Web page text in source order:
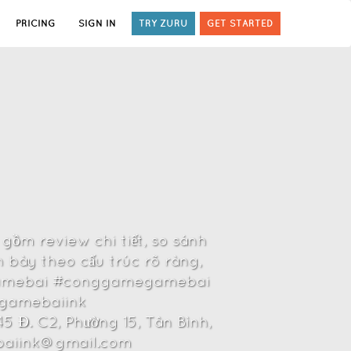
PRICING SIGN IN TRY ZURU GET STARTED
review chi tiết, so sánh
bày theo cấu trúc rõ ràng,
#conggamegamebai
C2, Phường 15, Tân Bình,